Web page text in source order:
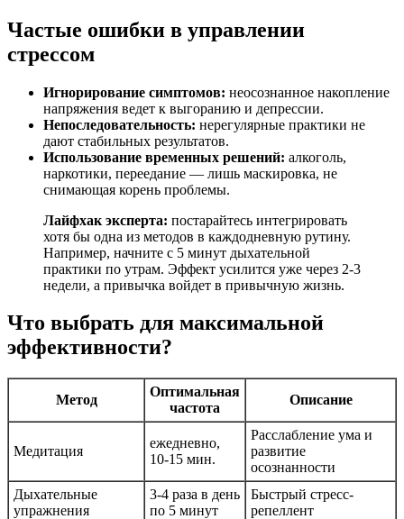
Частые ошибки в управлении
стрессом
Игнорирование симптомов: неосознанное накопление
напряжения ведет к выгоранию и депрессии.
Непоследовательность: нерегулярные практики не
дают стабильных результатов.
Использование временных решений: алкоголь,
наркотики, переедание — лишь маскировка, не
снимающая корень проблемы.
Лайфхак эксперта: постарайтесь интегрировать
хотя бы одна из методов в каждодневную рутину.
Например, начните с 5 минут дыхательной
практики по утрам. Эффект усилится уже через 2-3
недели, а привычка войдет в привычную жизнь.
Что выбрать для максимальной
эффективности?
Метод
Оптимальная
частота
Описание
Медитация
ежедневно,
10-15 мин.
Расслабление ума и
развитие
осознанности
Дыхательные
упражнения
3-4 раза в день
по 5 минут
Быстрый стресс-
репеллент